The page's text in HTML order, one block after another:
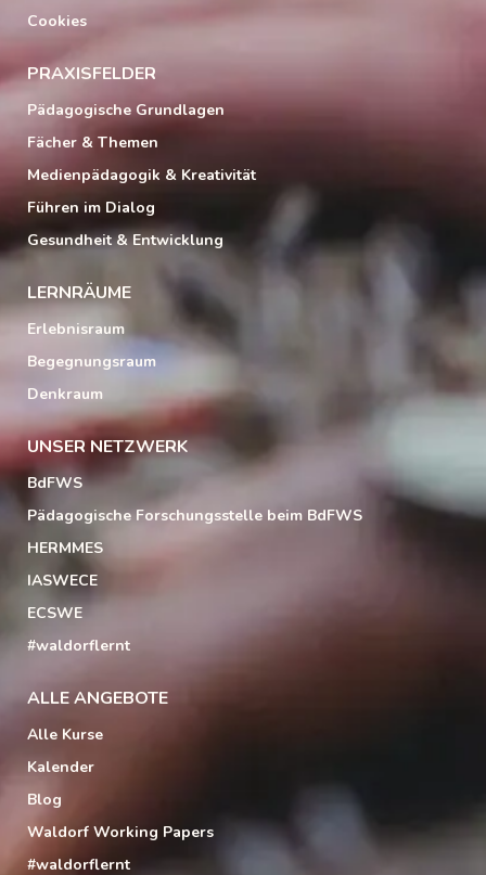
Cookies
PRAXISFELDER
Pädagogische Grundlagen
Fächer & Themen
Medienpädagogik & Kreativität
Führen im Dialog
Gesundheit & Entwicklung
LERNRÄUME
Erlebnisraum
Begegnungsraum
Denkraum
UNSER NETZWERK
BdFWS
Pädagogische Forschungsstelle beim BdFWS
HERMMES
IASWECE
ECSWE
#waldorflernt
ALLE ANGEBOTE
Alle Kurse
Kalender
Blog
Waldorf Working Papers
#waldorflernt